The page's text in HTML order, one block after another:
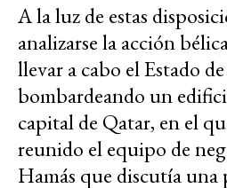
A la luz de estas
analizarse la acción
llevar a cabo el Estado
bombardeando un
capital de Qatar, en el
reunido el equipo de
Hamás que discutía una